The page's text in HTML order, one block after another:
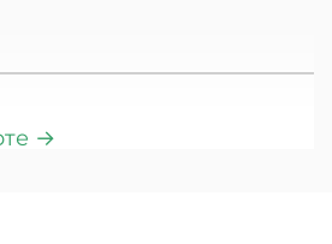
янтарного до бледно-жёлтого.
→